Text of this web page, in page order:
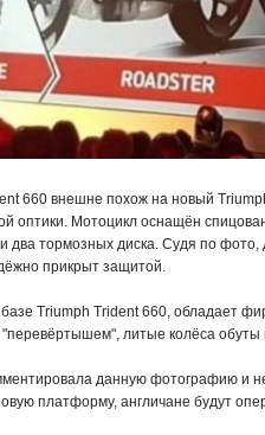
660 внешне похож на новый
оптики. Мотоцикл оснащён
два тормозных диска. Судя по
прикрыт защитой.
Triumph Trident 660, обладает
литые колёса
данную фотографию и
платформу, англичане будут